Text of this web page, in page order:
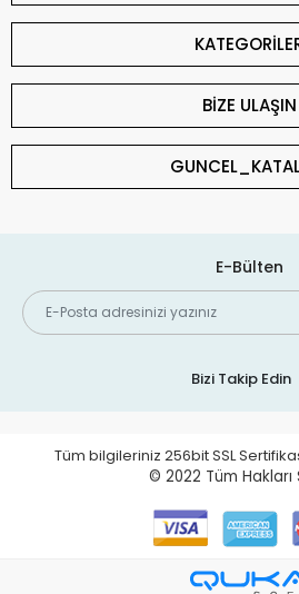
BİZE ULAŞIN
E-Bülten
Bizi Takip Edin
Tüm bilgileriniz 256bit SSL
© 2022 Tüm Hakları